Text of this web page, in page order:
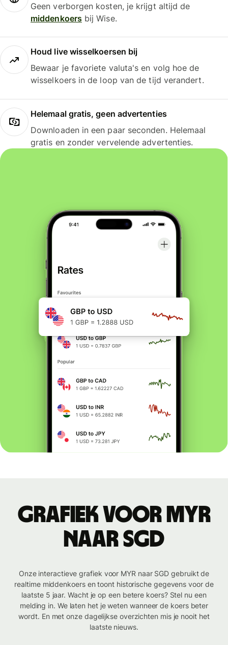
Geen verborgen kosten, je krijgt altijd de
middenkoersbij Wise.
Houd live wisselkoersen bij
Bewaar je favoriete valuta's en volg hoe de
wisselkoers in de loop van de tijd verandert.
Helemaal gratis, geen advertenties
Downloaden in een paar seconden. Helemaal
gratis en zonder vervelende advertenties.
Grafiek voor MYR
naar SGD
Onze interactieve grafiek voor MYR naar SGD gebruikt de
realtime middenkoers en toont historische gegevens voor de
laatste 5 jaar. Wacht je op een betere koers? Stel nu een
melding in. We laten het je weten wanneer de koers beter
wordt. En met onze dagelijkse overzichten mis je nooit het
laatste nieuws.